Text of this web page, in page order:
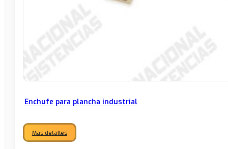
Enchufe para plancha industrial
Mas detalles